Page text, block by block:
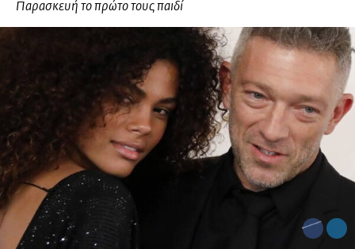
Παρασκευή το πρώτο τους παιδί